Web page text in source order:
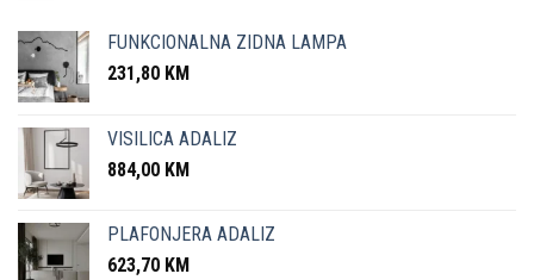
FUNKCIONALNA ZIDNA LAMPA
231,80 KM
VISILICA ADALIZ
884,00 KM
PLAFONJERA ADALIZ
623,70 KM